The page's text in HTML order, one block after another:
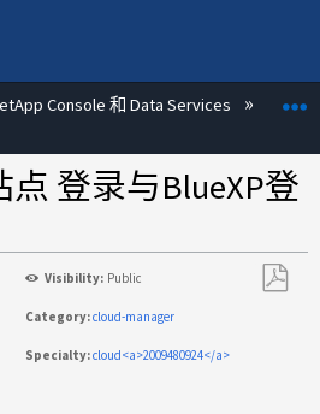
次Console 和 Data Services
点 登录与BlueXP登
Visibility: Public
Category:cloud-manager
Specialty:cloud<a>2009480924</a>